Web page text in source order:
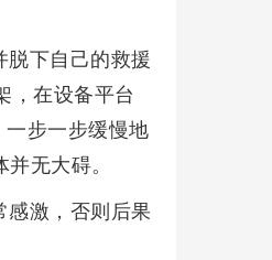
下自己的救援
，在设备平台
步一步缓慢地
无大碍。
激，否则后果